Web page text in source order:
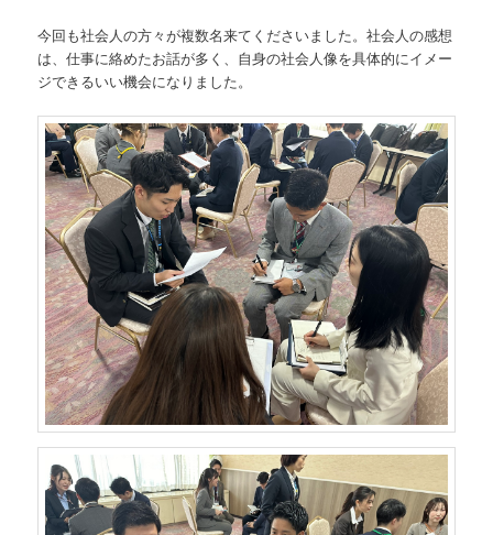
今回も社会人の方々が複数名来てくださいました。社会人の感想
は、仕事に絡めたお話が多く、自身の社会人像を具体的にイメー
ジできるいい機会になりました。